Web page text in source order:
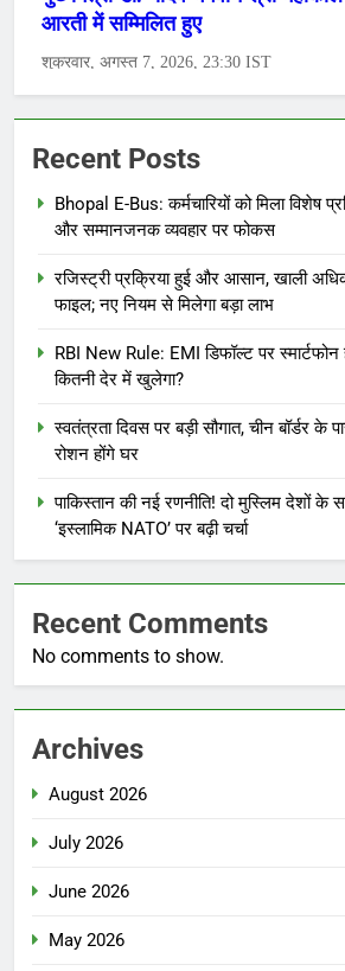
Recent Posts
Bhopal E-Bus: कर्मचारियों को मिला विशेष
और सम्मानजनक व्यवहार पर फोकस
रजिस्ट्री प्रक्रिया हुई और आसान, खाली
फाइल; नए नियम से मिलेगा बड़ा लाभ
RBI New Rule: EMI डिफॉल्ट पर स्मार्टफोन
कितनी देर में खुलेगा?
स्वतंत्रता दिवस पर बड़ी सौगात, चीन बॉर्डर के
रोशन होंगे घर
पाकिस्तान की नई रणनीति! दो मुस्लिम देशों के
‘इस्लामिक NATO’ पर बढ़ी चर्चा
Recent Comments
No comments to show.
Archives
August 2026
July 2026
June 2026
May 2026